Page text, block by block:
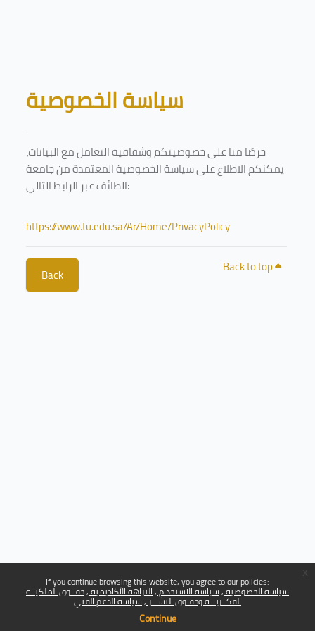
If you continue browsing this website, you agree to our policies:
سياسة الخصوصية سياسة الاستخدام النزاهة الأكاديمية حقــوق الملكيــة
الفكــريـــة وحقـوق النشـــر سياسة الدعم الفني
Continue
Blocks
سياسة الخصوصية
حرصًا منا على خصوصيتكم وشفافية التعامل مع البيانات،
يمكنكم الاطلاع على سياسة الخصوصية المعتمدة من جامعة
الطائف عبر الرابط التالي:
https://www.tu.edu.sa/Ar/Home/PrivacyPolicy
Back Back to top